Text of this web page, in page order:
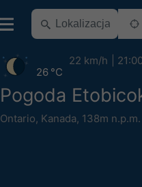
Pogoda
Ontario, Kanada, 138m n.p.m.
26 °C
22 km/h